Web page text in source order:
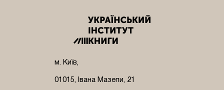
м. Київ,
01015, Івана Мазепи, 21